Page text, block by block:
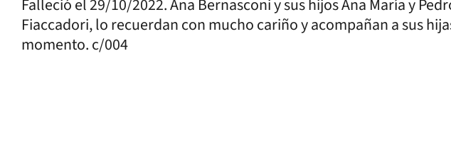
Falleció el 29/10/2022. Ana Bernasconi y sus hijos Ana María y
Fiaccadori, lo recuerdan con mucho cariño y acompañan a sus
momento. c/004